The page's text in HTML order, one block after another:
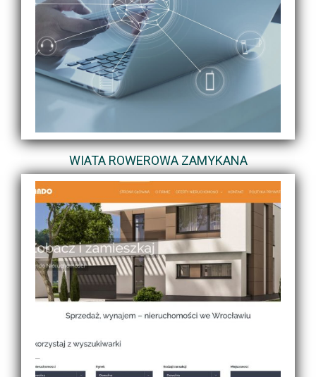
WIATA ROWEROWA ZAMYKANA